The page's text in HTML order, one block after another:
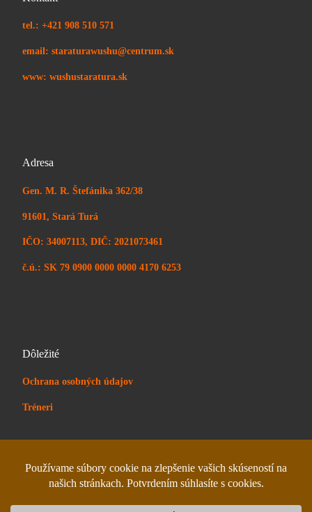
tel.: +421 908 510 571
email: staraturawushu@centrum.sk
www: wushustaratura.sk
Adresa
Gen. M. R. Štefánika 362/38
91601, Stará Turá
IČO: 34007113, DIČ: 2021073461
č.ú.: SK 79 0900 0000 0000 4170 6253
Dôležité
Ochrana osobných údajov
Tréneri